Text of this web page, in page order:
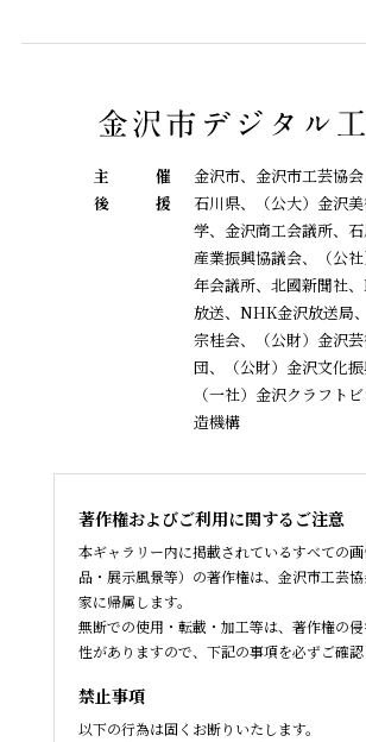
主 催
金沢市、金沢市工芸協会
後
援
石川県、（公大）金沢
学、金沢商工会議所、
産業振興協議会、
（公
年会議所、北國新聞社
放送、NHK金沢放送局
宗桂会、
（公財）金沢
団、（公財）金沢文化振
（一社）金沢クラフト
造機構
著作権およびご利用に関するご注意
本ギャラリー内に掲載されているすべての
品・展示風景等）の著作権は、金沢市工芸
家に帰属します。
無断での使用・転載・加工等は、著作権の
性がありますので、下記の事項を必ずご確認
禁止事項
以下の行為は固くお断りいたします。